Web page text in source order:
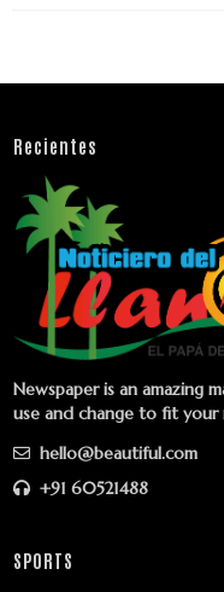
Recientes
Newspaper is an amazing
use and change to fit your
hello@beautiful.com
+91 60521488
SPORTS